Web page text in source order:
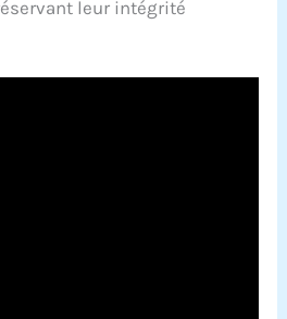
leur intégrité